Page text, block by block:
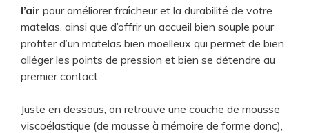
l’air pour améliorer fraîcheur et la durabilité de votre
matelas, ainsi que d’offrir un accueil bien souple pour
profiter d’un matelas bien moelleux qui permet de bien
alléger les points de pression et bien se détendre au
premier contact.
Juste en dessous, on retrouve une couche de mousse
viscoélastique (de mousse à mémoire de forme donc),